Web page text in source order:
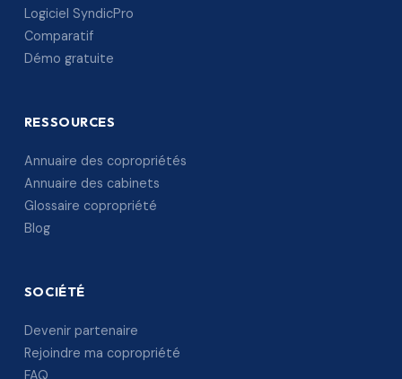
Logiciel SyndicPro
Comparatif
Démo gratuite
RESSOURCES
Annuaire des copropriétés
Annuaire des cabinets
Glossaire copropriété
Blog
SOCIÉTÉ
Devenir partenaire
Rejoindre ma copropriété
FAQ